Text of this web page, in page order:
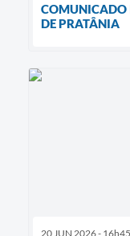
COMUNICADO
DE PRATÂNIA
20 JUN 2026 - 16h45